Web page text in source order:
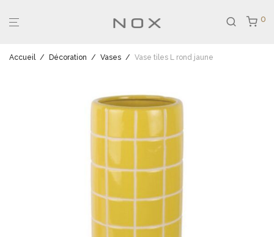
0
Accueil / Décoration / Vases / Vase tiles L rond jaune